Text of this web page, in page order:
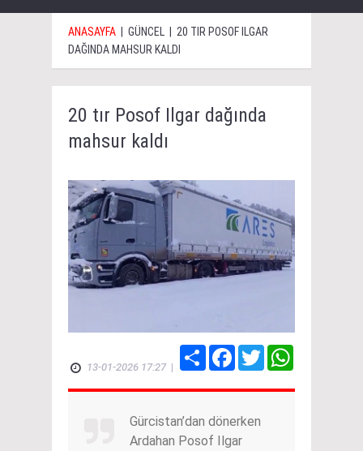
ANASAYFA | GÜNCEL | 20 TIR POSOF ILGAR
DAĞINDA MAHSUR KALDI
20 tır Posof Ilgar dağında
mahsur kaldı
13-01-2026 17:27|
Share FacebookTwitter
Gürcistan’dan dönerken
Ardahan Posof Ilgar